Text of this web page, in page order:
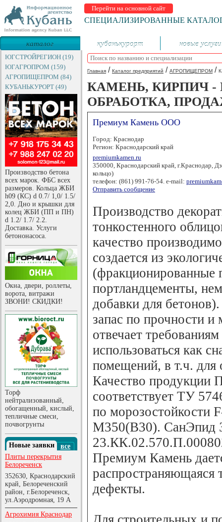
Перейти на основной сайт
СПЕЦИАЛИЗИРОВАННЫЕ
каталог
предприятий
кубанькурорт новые услуги
ЮГСТРОЙРЕГИОН (19)
ЮГАГРОПРОМ (159)
АГРОПИЩЕПРОМ (84)
КУБАНЬКУРОРТ (49)
Производство бетона
всех марок. ФБС всех
размеров. Кольца ЖБИ
h09 (КС) d 0.7/ 1,0/ 1.5/
2,0. Дно и крышки для
колец ЖБИ (ПП и ПН)
d 1.2/ 1.7/ 2.2.
Доставка. Услуги
бетононасоса.
Окна, двери, роллеты,
ворота, витражи
ЗВОНИ! СКИДКИ!
Торф
нейтрализованный,
обогащенный, кислый,
тепличные смеси,
почвогрунты
Новые заявки
все
Плиты перекрытия
Белореченск
352630, Краснодарский
край, Белореченский
район, г.Белореченск,
ул.Аэродромная, 19 А
Агрохимия Краснодар
Главная / Каталог предприятий / АГРОПИЩЕПРОМ /
КАМЕНЬ, КИРПИЧ -
ОБРАБОТКА,
Премиум Камень ООО
Город: Краснодар
Регион: Краснодарский край
premiumkamen.ru
350000, Краснодарский край, г.Краснодар,
кольцо)
телефон: (861) 991-76-54. e-mail:
Отправить сообщение
Производство
тонкостенного
качество
создается из
(фракционированные
портландцементы,
добавки для
запас по прочности
отвечает
использоваться как
помещений, в т.ч. для
Качество продукции
соответствует ТУ
по морозостойкости
М350(В30). СанЭпид
Премиум Камень
распространяющаяся
дефекты.